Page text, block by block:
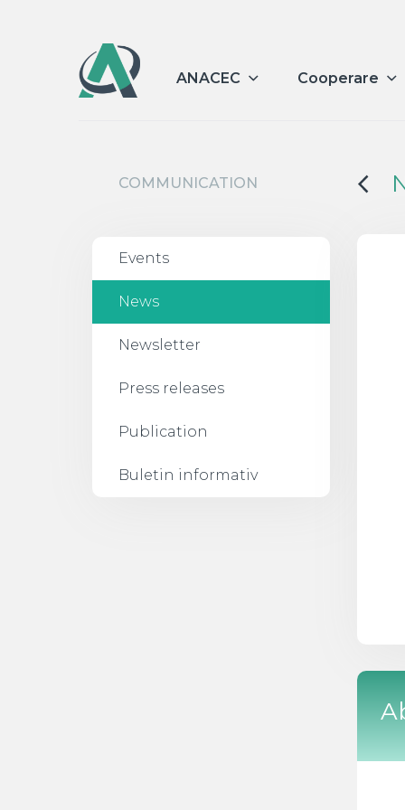
ANACEC Cooperare
COMMUNICATION
Events
News
Newsletter
Press releases
Publication
Buletin informativ